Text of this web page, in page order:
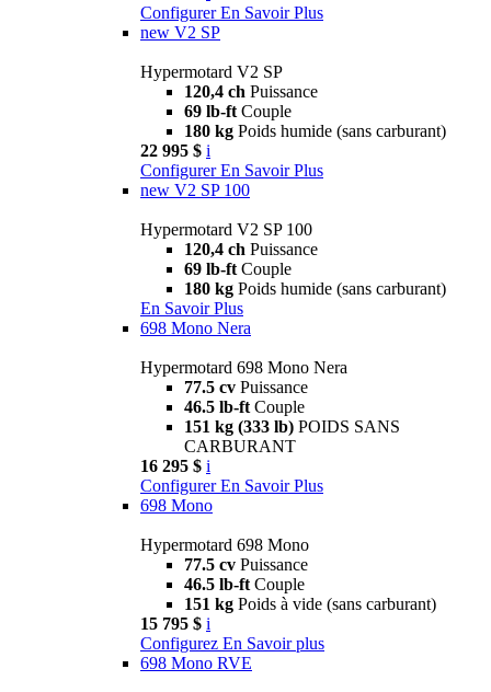
Configurer En Savoir Plus
new V2 SP
Hypermotard V2 SP
120,4 ch Puissance
69 lb-ft Couple
180 kg Poids humide (sans carburant)
22 995 $ i
Configurer En Savoir Plus
new V2 SP 100
Hypermotard V2 SP 100
120,4 ch Puissance
69 lb-ft Couple
180 kg Poids humide (sans carburant)
En Savoir Plus
698 Mono Nera
Hypermotard 698 Mono Nera
77.5 cv Puissance
46.5 lb-ft Couple
151 kg (333 lb) POIDS SANS
CARBURANT
16 295 $ i
Configurer En Savoir Plus
698 Mono
Hypermotard 698 Mono
77.5 cv Puissance
46.5 lb-ft Couple
151 kg Poids à vide (sans carburant)
15 795 $ i
Configurez En Savoir plus
698 Mono RVE